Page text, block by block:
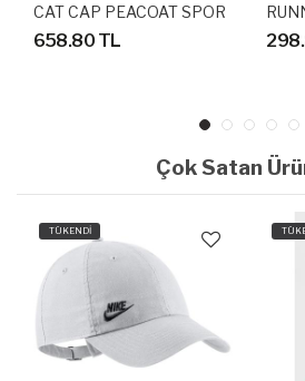
CAT CAP PEACOAT SPOR
ŞAPKA
658.80 TL
Çok Satan
TÜKENDİ